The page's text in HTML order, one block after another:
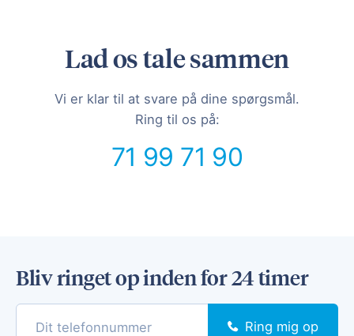
Lad os tale sammen
Vi er klar til at svare på dine spørgsmål.
Ring til os på:
71 99 71 90
Bliv ringet op inden for 24 timer
Ring mig op